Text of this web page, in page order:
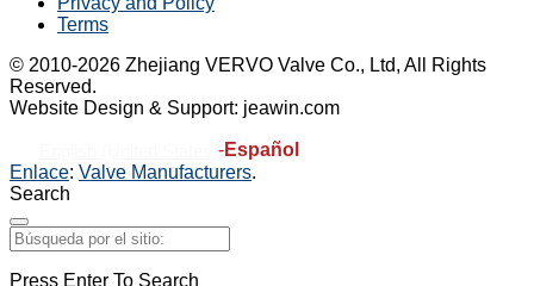
Terms
© 2010-2026 Zhejiang VERVO Valve Co., Ltd, All Rights
Reserved.
Website Design & Support: jeawin.com
-Español
Enlace: Valve Manufacturers.
Search
Press Enter To Search